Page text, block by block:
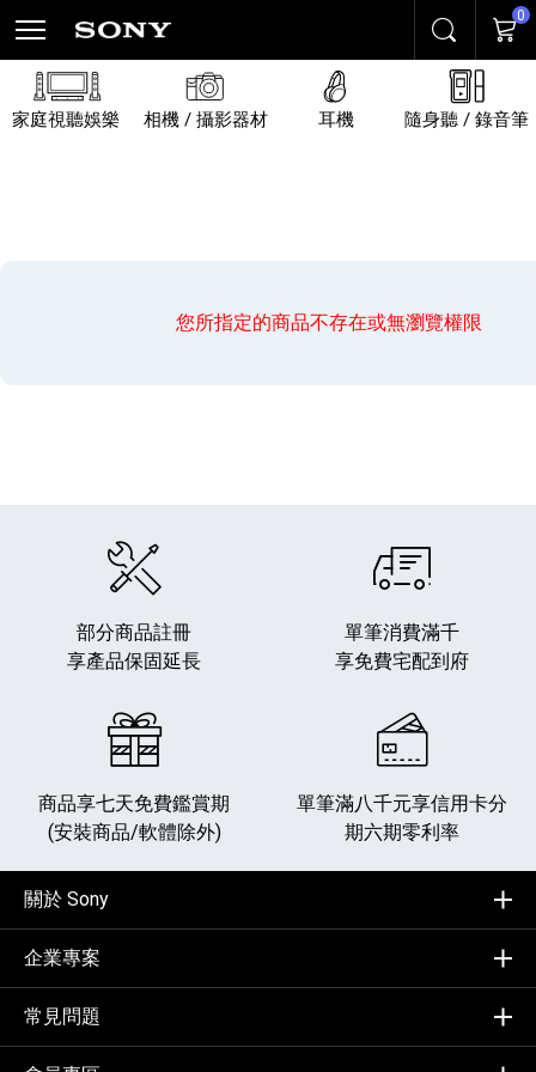
搜尋 購物
0
家庭視聽娛樂 相機 / 攝影器材 耳機 隨身聽 / 錄音筆
您所指定的商品不存在或無瀏覽權限
部分商品註冊
享產品保固延長
單筆消費滿千
享免費宅配到府
商品享七天免費鑑賞期
(安裝商品/軟體除外)
單筆滿八千元享信用卡分
期六期零利率
關於 Sony
企業專案
常見問題